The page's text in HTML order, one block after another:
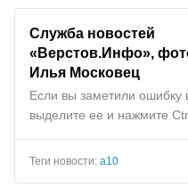
Служба новостей
«Верстов.Инфо»,
Илья Московец
Если вы заметили ошибку в
выделите ее и нажмите
Теги новости: а10